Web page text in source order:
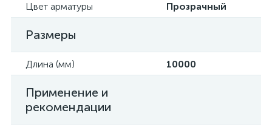
Цвет арматуры
Прозрачный
Размеры
Длина (мм) 10000
Применение и
рекомендации